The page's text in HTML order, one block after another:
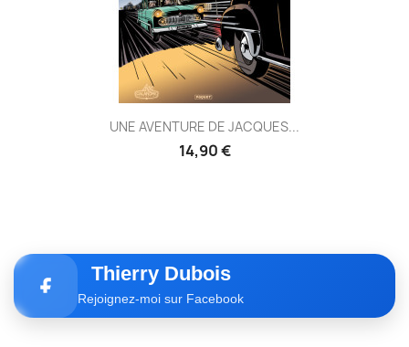
UNE AVENTURE DE JACQUES...
14,90 €
Thierry Dubois
Rejoignez-moi sur Facebook